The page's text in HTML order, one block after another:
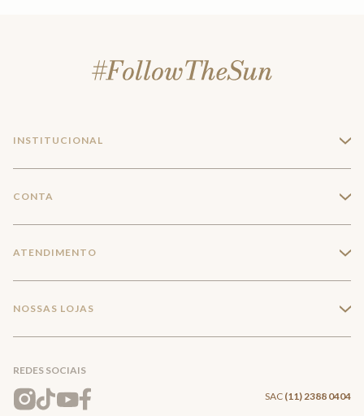
INSTITUCIONAL +
Trabalhe conosco
Mapa do Site
CONTA +
Meus pedidos
Wishlist
ATENDIMENTO +
Entrega e Frete
NOSSAS LOJAS +
REDES SOCIAIS
SAC (11) 2388 0404